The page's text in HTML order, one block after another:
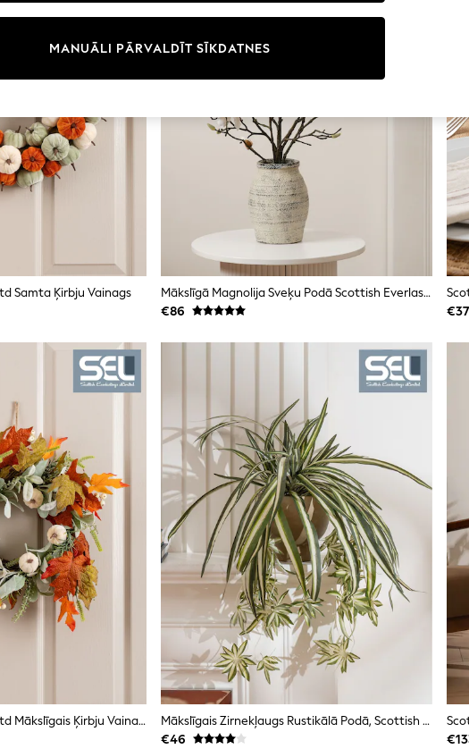
Samta Ķirbju Vainags
Mākslīgā Magnolija Sveķu Podā Scottish Everlastings Ltd
€86
€37
Scottish Everlastings Ltd Mākslīgais Ķirbju Vainags
Mākslīgais Zirnekļaugs Rustikālā Podā, Scottish Everlastings Ltd
€46
MANUĀLI PĀRVALDĪT SĪKDATNES